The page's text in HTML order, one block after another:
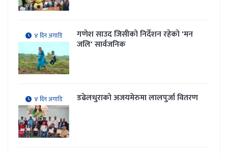
४ दिन अगाडि गणेश साउद जिसीको निर्देशन रहेकाे 'मन
जलि' सार्वजनिक
४ दिन अगाडि डढेलधुराको अजयमेरुमा लालपुर्जा वितरण